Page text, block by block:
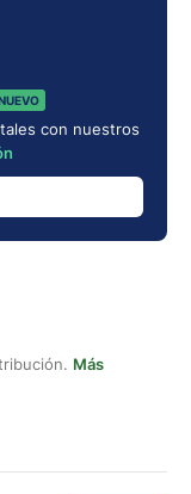
con nuestros
Más